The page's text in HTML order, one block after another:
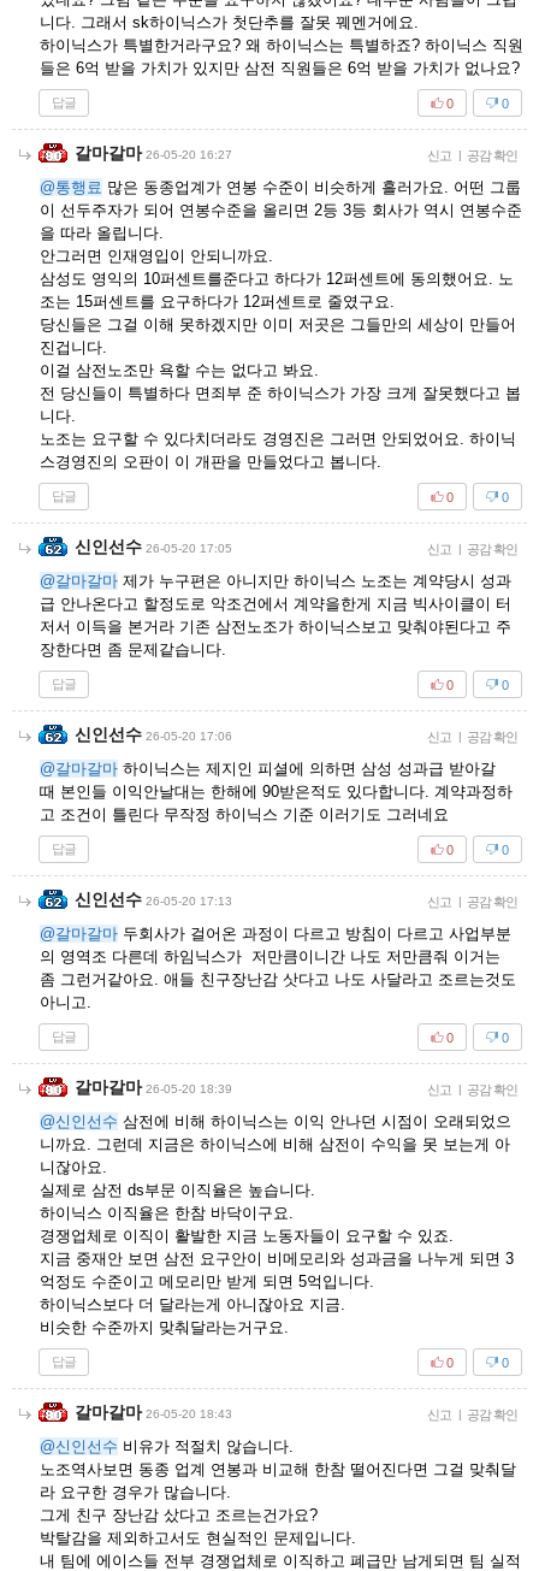
니다. 그래서 sk하이닉스가 첫단추를 잘못 꿰멘거에요.
하이닉스가 특별한거라구요? 왜 하이닉스는 특별하죠? 하이닉스 직원
들은 6억 받을 가치가 있지만 삼전 직원들은 6억 받을 가치가 없나요?
답글 0
0
갈마갈마 26-05-20 16:27 신고 | 공감 확인
@통행료 많은 동종업계가 연봉 수준이 비슷하게 흘러가요. 어떤 그룹
이 선두주자가 되어 연봉수준을 올리면 2등 3등 회사가 역시 연봉수준
을 따라 올립니다.
안그러면 인재영입이 안되니까요.
삼성도 영익의 10퍼센트를준다고 하다가 12퍼센트에 동의했어요. 노
조는 15퍼센트를 요구하다가 12퍼센트로 줄였구요.
당신들은 그걸 이해 못하겠지만 이미 저곳은 그들만의 세상이 만들어
진겁니다.
이걸 삼전노조만 욕할 수는 없다고 봐요.
전 당신들이 특별하다 면죄부 준 하이닉스가 가장 크게 잘못했다고 봅
니다.
노조는 요구할 수 있다치더라도 경영진은 그러면 안되었어요. 하이닉
스경영진의 오판이 이 개판을 만들었다고 봅니다.
답글 0
0
신인선수 26-05-20 17:05 신고 | 공감 확인
@갈마갈마 제가 누구편은 아니지만 하이닉스 노조는 계약당시 성과
급 안나온다고 할정도로 악조건에서 계약을한게 지금 빅사이클이 터
저서 이득을 본거라 기존 삼전노조가 하이닉스보고 맞춰야된다고 주
장한다면 좀 문제같습니다.
답글 0
0
신인선수 26-05-20 17:06 신고 | 공감 확인
@갈마갈마 하이닉스는 제지인 피셜에 의하면 삼성 성과급 받아갈
때 본인들 이익안날대는 한해에 90받은적도 있다합니다. 계약과정하
고 조건이 틀린다 무작정 하이닉스 기준 이러기도 그러네요
답글 0
0
신인선수 26-05-20 17:13 신고 | 공감 확인
@갈마갈마 두회사가 걸어온 과정이 다르고 방침이 다르고 사업부분
의 영역조 다른데 하임닉스가 저만큼이니간 나도 저만큼줘 이거는
좀 그런거같아요. 애들 친구장난감 삿다고 나도 사달라고 조르는것도
아니고.
답글 0
0
갈마갈마 26-05-20 18:39 신고 | 공감 확인
@신인선수 삼전에 비해 하이닉스는 이익 안나던 시점이 오래되었으
니까요. 그런데 지금은 하이닉스에 비해 삼전이 수익을 못 보는게 아
니잖아요.
실제로 삼전 ds부문 이직율은 높습니다.
하이닉스 이직율은 한참 바닥이구요.
경쟁업체로 이직이 활발한 지금 노동자들이 요구할 수 있죠.
지금 중재안 보면 삼전 요구안이 비메모리와 성과금을 나누게 되면 3
억정도 수준이고 메모리만 받게 되면 5억입니다.
하이닉스보다 더 달라는게 아니잖아요 지금.
비슷한 수준까지 맞춰달라는거구요.
답글 0
0
갈마갈마 26-05-20 18:43 신고 | 공감 확인
@신인선수 비유가 적절치 않습니다.
노조역사보면 동종 업계 연봉과 비교해 한참 떨어진다면 그걸 맞춰달
라 요구한 경우가 많습니다.
그게 친구 장난감 샀다고 조르는건가요?
박탈감을 제외하고서도 현실적인 문제입니다.
내 팀에 에이스들 전부 경쟁업체로 이직하고 폐급만 남게되면 팀 실적